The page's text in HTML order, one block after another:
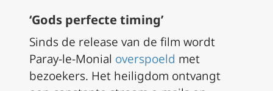
‘Gods perfecte timing’
Sinds de release van de film wordt
Paray-le-Monial overspoeld met
bezoekers. Het heiligdom ontvangt